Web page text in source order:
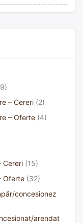
– Cereri (2)
– Oferte (4)
Cereri (15)
Oferte (32)
concesionez
arendat